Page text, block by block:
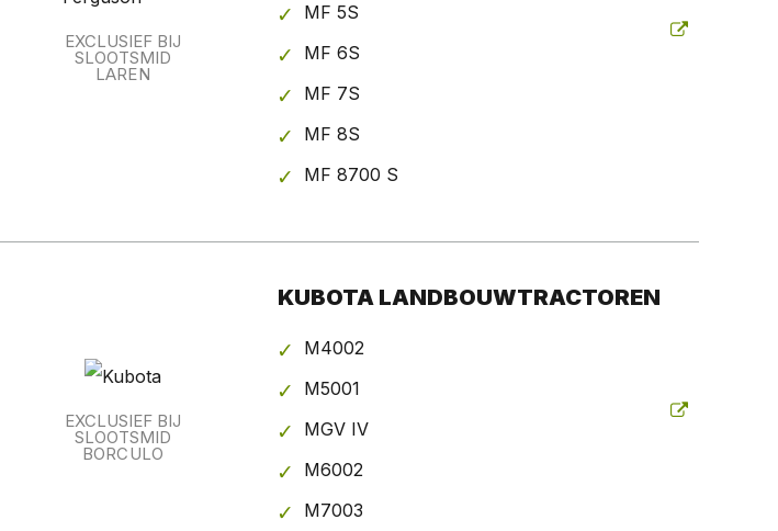
EXCLUSIEF BIJ
SLOOTSMID
LAREN
MF 5S
MF 6S
MF 7S
MF 8S
MF 8700 S
EXCLUSIEF BIJ
SLOOTSMID
BORCULO
KUBOTA LANDBOUWTRACTOREN
M4002
M5001
MGV IV
M6002
M7003